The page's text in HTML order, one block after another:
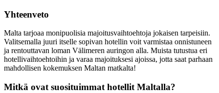
Yhteenveto
Malta tarjoaa monipuolisia majoitusvaihtoehtoja jokaisen tarpeisiin.
Valitsemalla juuri itselle sopivan hotellin voit varmistaa onnistuneen
ja rentouttavan loman Välimeren auringon alla. Muista tutustua eri
hotellivaihtoehtoihin ja varaa majoituksesi ajoissa, jotta saat parhaan
mahdollisen kokemuksen Maltan matkalta!
Mitkä ovat suosituimmat hotellit Maltalla?